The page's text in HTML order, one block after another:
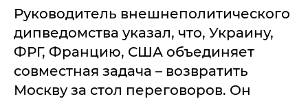
Руководитель внешнеполитического
дипведомства указал, что, Украину,
ФРГ, Францию, США объединяет
совместная задача – возвратить
Москву за стол переговоров. Он